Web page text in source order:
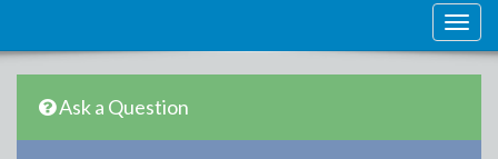
Ask a Question